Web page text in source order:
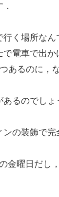
く場所なん
電車で出か
あるのに，
るのでしょ
の装飾で完
金曜日だし